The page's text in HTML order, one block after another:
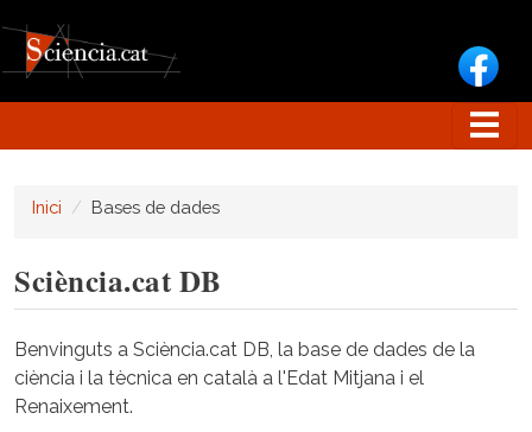
Inici Bases de dades
Sciència.cat DB
Benvinguts a Sciència.cat DB, la base de dades de la
ciència i la tècnica en català a l'Edat Mitjana i el
Renaixement.